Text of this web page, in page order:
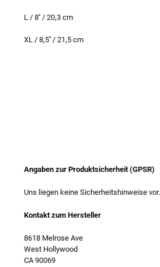
L / 8'' / 20,3 cm
XL / 8,5'' / 21,5 cm
Angaben zur Produktsicherheit (GPSR)
Uns liegen keine Sicherheitshinweise vor.
Kontakt zum Hersteller
8618 Melrose Ave
West Hollywood
CA 90069